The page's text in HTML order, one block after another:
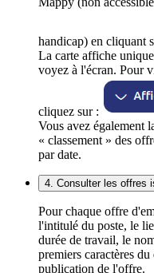
handicap) en cliquant
La carte affiche
voyez à l'écran. Pour
cliquez sur :
Vous avez également
« classement » des
par date.
4. Consulter les offres
Pour chaque offre
l'intitulé du poste, le
durée de travail, le
premiers caractères
publication de l'offre.